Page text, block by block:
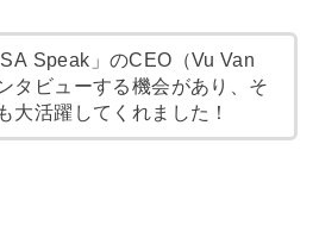
Speak」のCEO（Vu Van
タビューする機会があり、そ
大活躍してくれました！